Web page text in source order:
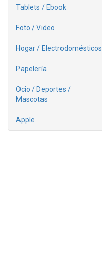
Tablets / Ebook
Foto / Video
Hogar / Electrodomésticos
Papelería
Ocio / Deportes /
Mascotas
Apple